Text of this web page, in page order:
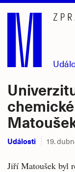
Přejít
hlavní
obsah
Události 19.
Jiří Matoušek byl